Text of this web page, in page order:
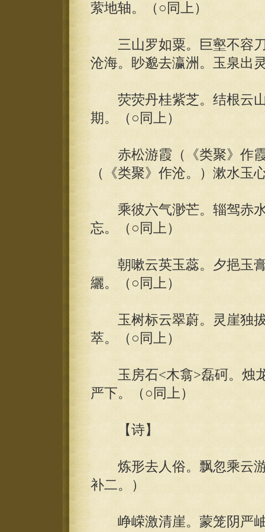
萦地轴。（○同上）
三山罗如粟。巨壑不容刀
沧海。眇邈去瀛洲。玉泉出
荧荧丹桂紫芝。结根云山
期。（○同上）
赤松游霞（《类聚》作霞
（《类聚》作沧。）漱水玉
乘彼六气渺芒。辎驾赤水
忘。（○同上）
朝嗽云英玉蕊。夕挹玉膏
纚。（○同上）
玉树标云翠蔚。灵崖独拔
萃。（○同上）
玉房石<木翕>磊砢。烛龙
严下。（○同上）
【诗】
炼形去人俗。飘忽乘云游
补二。）
峥嵘激清崖。蒙笼阴严岫